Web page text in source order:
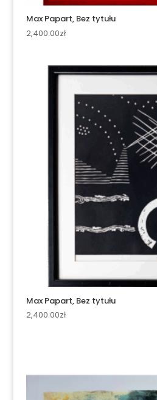
Max Papart, Bez tytułu
2,400.00zł
Max Papart, Bez tytułu
2,400.00zł